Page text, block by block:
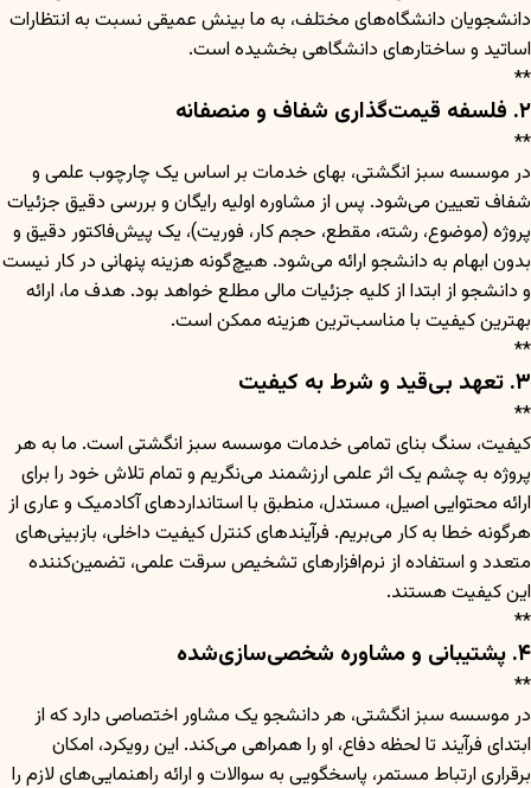
دانشجویان دانشگاه‌های مختلف، به ما بینش عمیقی نسبت به انتظارات
اساتید و ساختارهای دانشگاهی بخشیده است.
**
۲. فلسفه قیمت‌گذاری شفاف و منصفانه
**
در موسسه سبز انگشتی، بهای خدمات بر اساس یک چارچوب علمی و
شفاف تعیین می‌شود. پس از مشاوره اولیه رایگان و بررسی دقیق جزئیات
پروژه (موضوع، رشته، مقطع، حجم کار، فوریت)، یک پیش‌فاکتور دقیق و
بدون ابهام به دانشجو ارائه می‌شود. هیچ‌گونه هزینه پنهانی در کار نیست
و دانشجو از ابتدا از کلیه جزئیات مالی مطلع خواهد بود. هدف ما، ارائه
بهترین کیفیت با مناسب‌ترین هزینه ممکن است.
**
۳. تعهد بی‌قید و شرط به کیفیت
**
کیفیت، سنگ بنای تمامی خدمات موسسه سبز انگشتی است. ما به هر
پروژه به چشم یک اثر علمی ارزشمند می‌نگریم و تمام تلاش خود را برای
ارائه محتوایی اصیل، مستدل، منطبق با استانداردهای آکادمیک و عاری از
هرگونه خطا به کار می‌بریم. فرآیندهای کنترل کیفیت داخلی، بازبینی‌های
متعدد و استفاده از نرم‌افزارهای تشخیص سرقت علمی، تضمین‌کننده
این کیفیت هستند.
**
۴. پشتیبانی و مشاوره شخصی‌سازی‌شده
**
در موسسه سبز انگشتی، هر دانشجو یک مشاور اختصاصی دارد که از
ابتدای فرآیند تا لحظه دفاع، او را همراهی می‌کند. این رویکرد، امکان
برقراری ارتباط مستمر، پاسخگویی به سوالات و ارائه راهنمایی‌های لازم را